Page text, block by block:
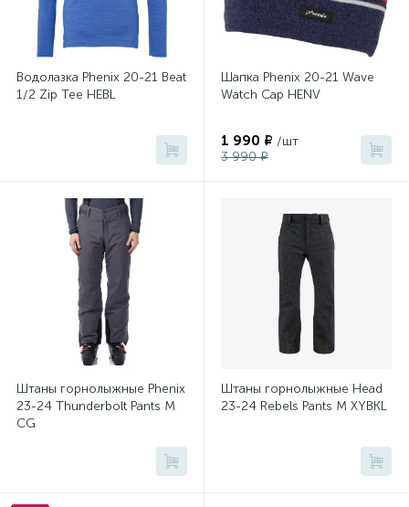
Водолазка Phenix 20-21 Beat
1/2 Zip Tee HEBL
Шапка Phenix 20-21 Wave
Watch Cap HENV
1 990 ₽ /шт
3 990 ₽
Штаны горнолыжные Phenix
23-24 Thunderbolt Pants M
CG
Штаны горнолыжные Head
23-24 Rebels Pants M XYBKL